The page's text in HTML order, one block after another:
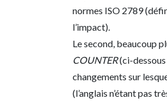
normes ISO 2789
l’impact).
Le second, beaucoup
COUNTER(ci-dessous
changements sur
(l’anglais n’étant pas